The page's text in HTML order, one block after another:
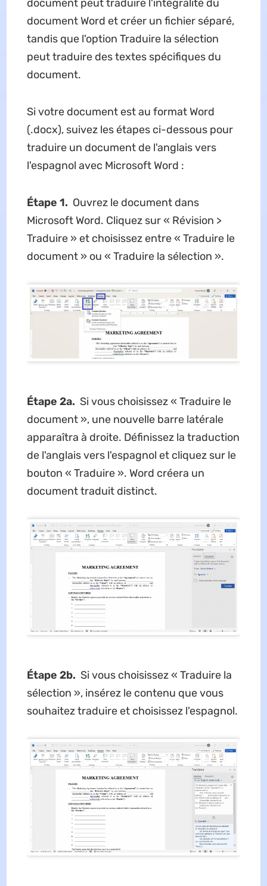
document peut traduire l'intégralité du
document Word et créer un fichier séparé,
tandis que l'option Traduire la sélection
peut traduire des textes spécifiques du
document.
Si votre document est au format Word
(.docx), suivez les étapes ci-dessous pour
traduire un document de l'anglais vers
l'espagnol avec Microsoft Word :
Étape 1. Ouvrez le document dans
Microsoft Word. Cliquez sur « Révision >
Traduire » et choisissez entre « Traduire le
document » ou « Traduire la sélection ».
Étape 2a. Si vous choisissez « Traduire le
document », une nouvelle barre latérale
apparaîtra à droite. Définissez la traduction
de l'anglais vers l'espagnol et cliquez sur le
bouton « Traduire ». Word créera un
document traduit distinct.
Étape 2b. Si vous choisissez « Traduire la
sélection », insérez le contenu que vous
souhaitez traduire et choisissez l'espagnol.